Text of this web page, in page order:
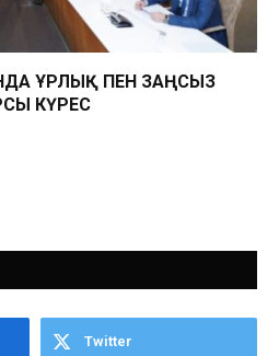
ҰРЛЫҚ ПЕН ЗАҢСЫЗ
КҮРЕС
Twitter